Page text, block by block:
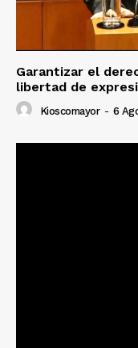
Garantizar el
libertad de
Kioscomayor - 6